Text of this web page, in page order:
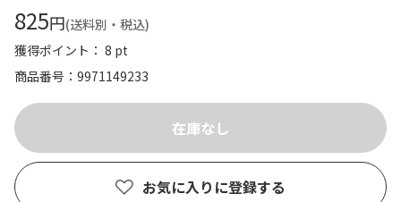
825円(送料別・税込)
獲得ポイント： 8 pt
商品番号
9971149233
お気に入りに登録する